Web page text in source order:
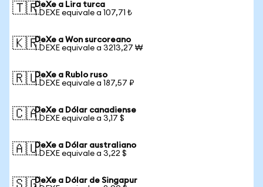
🇹🇷DeXe a Lira turca
1 DEXE equivale a 107,71 ₺
🇰🇷DeXe a Won surcoreano
1 DEXE equivale a 3213,27 ₩
🇷🇺DeXe a Rublo ruso
1 DEXE equivale a 187,57 ₽
🇨🇦DeXe a Dólar canadiense
1 DEXE equivale a 3,17 $
🇦🇺DeXe a Dólar australiano
1 DEXE equivale a 3,22 $
DeXe a Dólar de Singapur